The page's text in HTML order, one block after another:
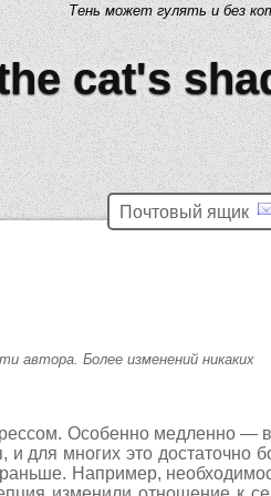
Тень может гулять и без
cat's
Почтовый ящик
автора. Более изменений никаких
Особенно медленно —
для многих это достаточно
Например,